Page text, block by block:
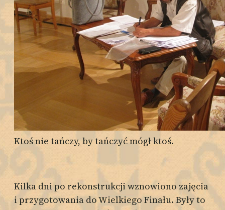
Ktoś nie tańczy, by tańczyć mógł ktoś.
Kilka dni po rekonstrukcji wznowiono zajęcia
i przygotowania do Wielkiego Finału. Były to